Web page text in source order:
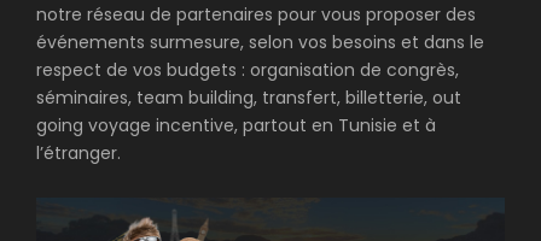
notre réseau de partenaires pour vous proposer des
événements surmesure, selon vos besoins et dans le
respect de vos budgets : organisation de congrès,
séminaires, team building, transfert, billetterie, out
going voyage incentive, partout en Tunisie et à
l’étranger.